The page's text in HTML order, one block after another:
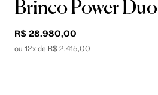
Brinco Power Duo
R$ 28.980,00
ou 12x de R$ 2.415,00